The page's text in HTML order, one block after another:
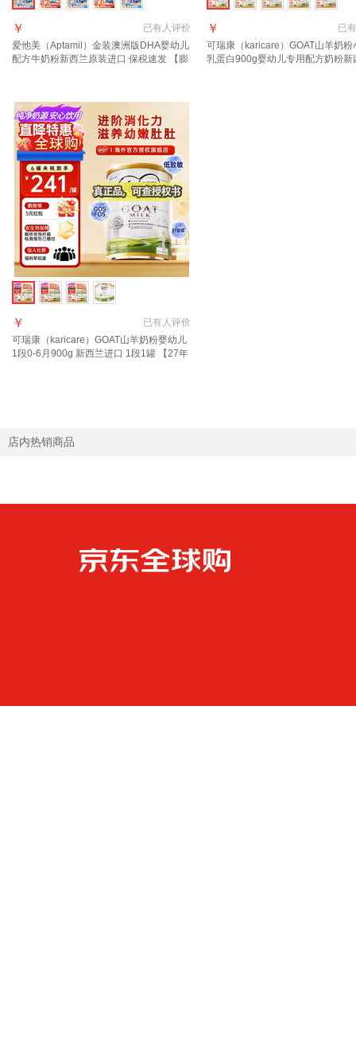
已有人评价
￥
爱他美（Aptamil）金装澳洲版DHA婴幼儿
配方牛奶粉新西兰原装进口 保税速发 【膨
已有
￥
可瑞康（karicare）GOAT山羊奶粉
乳蛋白900g婴幼儿专用配方奶粉新
已有人评价
￥
可瑞康（karicare）GOAT山羊奶粉婴幼儿
1段0-6月900g 新西兰进口 1段1罐 【27年
店内热销商品